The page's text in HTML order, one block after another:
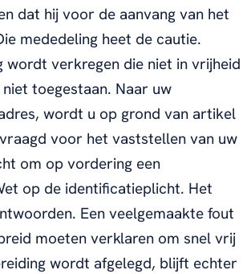
dat hij voor de aanvang van het
mededeling heet de cautie.
verkregen die niet in vrijheid
toegestaan. Naar uw
wordt u op grond van artikel
voor het vaststellen van uw
om op vordering een
op de identificatieplicht. Het
Een veelgemaakte fout
moeten verklaren om snel vrij
wordt afgelegd, blijft echter